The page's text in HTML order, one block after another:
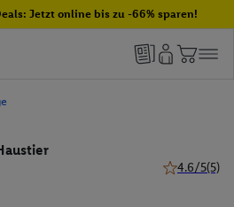
Jetzt online bis zu -66% sparen!
4.6/5(5)